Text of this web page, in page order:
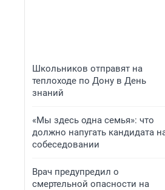
Школьников отправят на
теплоходе по Дону в День
знаний
«Мы здесь одна семья»: что
должно напугать кандидата
собеседовании
Врач предупредил о
смертельной опасности на